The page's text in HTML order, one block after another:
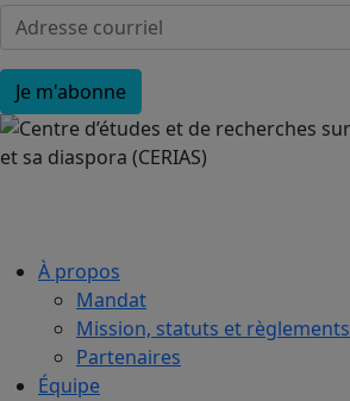
À propos
Mandat
Mission, statuts et règlements
Partenaires
Équipe